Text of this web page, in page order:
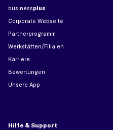
businessplus
Corporate Webseite
Partnerprogramm
Werkstätten/Filialen
Karriere
Bewertungen
Unsere App
Hilfe & Support